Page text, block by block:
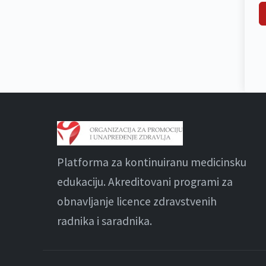
Platforma za kontinuiranu medicinsku
edukaciju. Akreditovani programi za
obnavljanje licence zdravstvenih
radnika i saradnika.